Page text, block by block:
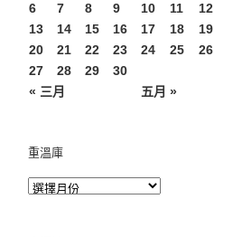
« 三月 五月 »
6
7 8 9 10 11
12
13
14 15 16 17 18
19
20
21 22 23 24 25
26
27
28 29 30
重溫庫